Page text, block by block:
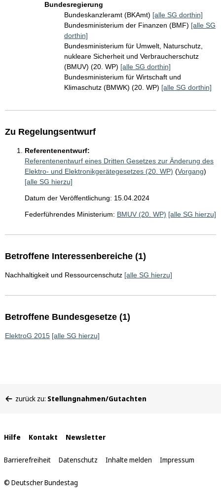
Bundesregierung
Bundeskanzleramt (BKAmt) [alle SG dorthin]
Bundesministerium der Finanzen (BMF) [alle SG
dorthin]
Bundesministerium für Umwelt, Naturschutz,
nukleare Sicherheit und Verbraucherschutz
(BMUV) (20. WP) [alle SG dorthin]
Bundesministerium für Wirtschaft und
Klimaschutz (BMWK) (20. WP) [alle SG dorthin]
Zu Regelungsentwurf
Referentenentwurf:
Referentenentwurf eines Dritten Gesetzes zur Änderung des
Elektro- und Elektronikgerätegesetzes (20. WP) (Vorgang)
[alle SG hierzu]
Datum der Veröffentlichung: 15.04.2024
Federführendes Ministerium: BMUV (20. WP) [alle SG hierzu]
Betroffene Interessenbereiche (1)
Nachhaltigkeit und Ressourcenschutz [alle SG hierzu]
Betroffene Bundesgesetze (1)
ElektroG 2015 [alle SG hierzu]
befinden
zurück zu: Stellungnahmen/Gutachten
Interne
Links
Hilfe Kontakt Newsletter
Barrierefreiheit Datenschutz Inhalte melden Impressum
© Deutscher Bundestag